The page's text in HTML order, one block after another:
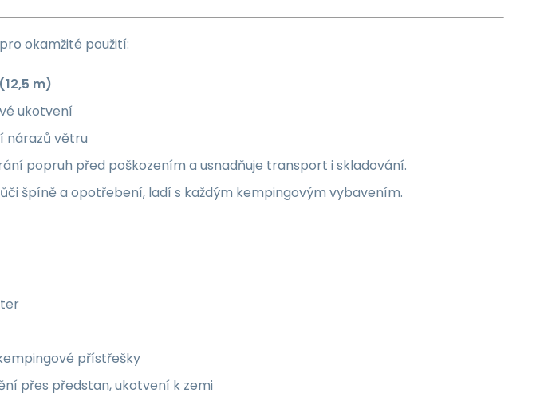
okamžité použití:
m)
ukotvení
nárazů větru
popruh před poškozením a usnadňuje transport i skladování.
špíně a opotřebení, ladí s každým kempingovým vybavením.
přístřešky
přes předstan, ukotvení k zemi